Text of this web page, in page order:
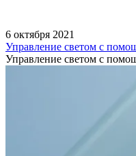
6 октября 2021
Управление светом с
Управление светом с